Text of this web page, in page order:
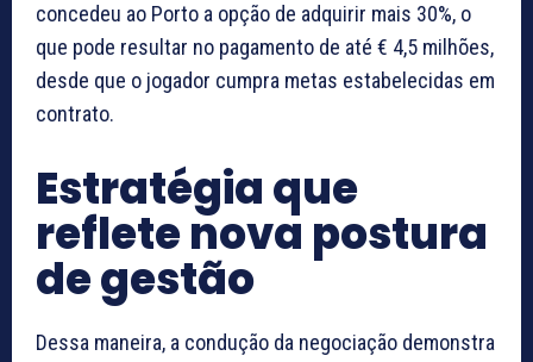
concedeu ao Porto a opção de adquirir mais 30%, o
que pode resultar no pagamento de até € 4,5 milhões,
desde que o jogador cumpra metas estabelecidas em
contrato.
Estratégia que
reflete nova postura
de gestão
Dessa maneira, a condução da negociação demonstra